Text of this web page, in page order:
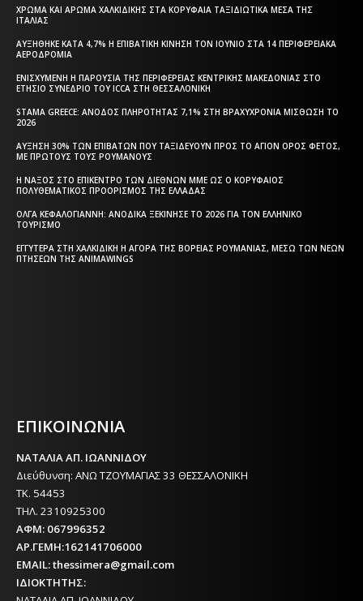
ΧΡΏΜΑ ΚΑΙ ΆΡΩΜΑ ΧΑΛΚΙΔΙΚΉΣ ΣΤΑ ΚΟΡΥΦΑΊΑ ΤΑΞΙΔΙΩΤΙΚΆ ΜΈΣΑ ΤΗΣ
ΙΤΑΛΊΑΣ
ΑΥΞΉΘΗΚΕ ΚΑΤΆ 4,7% Η ΕΠΙΒΑΤΙΚΉ ΚΊΝΗΣΗ ΤΟΝ ΙΟΎΝΙΟ ΣΤΑ 14 ΠΕΡΙΦΕΡΕΙΑΚΆ
ΑΕΡΟΔΡΌΜΙΑ
ΕΝΙΣΧΥΜΈΝΗ Η ΠΑΡΟΥΣΊΑ ΤΗΣ ΠΕΡΙΦΈΡΕΙΑΣ ΚΕΝΤΡΙΚΉΣ ΜΑΚΕΔΟΝΊΑΣ ΣΤΟ
ΕΤΉΣΙΟ ΣΥΝΈΔΡΙΟ ΤΟΥ ICCA ΣΤΗ ΘΕΣΣΑΛΟΝΊΚΗ
STAMA GREECE: ΆΝΟΔΟΣ ΠΛΗΡΌΤΗΤΑΣ 7,1% ΣΤΗ ΒΡΑΧΥΧΡΌΝΙΑ ΜΊΣΘΩΣΗ ΤΟ
2026
ΑΎΞΗΣΗ 30% ΤΩΝ ΕΠΙΒΑΤΏΝ ΠΟΥ ΤΑΞΙΔΕΎΟΥΝ ΠΡΟΣ ΤΟ ΆΓΙΟΝ ΌΡΟΣ ΦΈΤΟΣ,
ΜΕ ΠΡΏΤΟΥΣ ΤΟΥΣ ΡΟΥΜΆΝΟΥΣ
Η ΝΆΞΟΣ ΣΤΟ ΕΠΊΚΕΝΤΡΟ ΤΩΝ ΔΙΕΘΝΏΝ ΜΜΕ ΩΣ Ο ΚΟΡΥΦΑΊΟΣ
ΠΟΛΥΘΕΜΑΤΙΚΌΣ ΠΡΟΟΡΙΣΜΌΣ ΤΗΣ ΕΛΛΆΔΑΣ
ΌΛΓΑ ΚΕΦΑΛΟΓΙΆΝΝΗ: ΑΝΟΔΙΚΆ ΞΕΚΊΝΗΣΕ ΤΟ 2026 ΓΙΑ ΤΟΝ ΕΛΛΗΝΙΚΌ
ΤΟΥΡΙΣΜΌ
ΕΓΓΎΤΕΡΑ ΣΤΗ ΧΑΛΚΙΔΙΚΉ Η ΑΓΟΡΆ ΤΗΣ ΒΌΡΕΙΑΣ ΡΟΥΜΑΝΊΑΣ, ΜΈΣΩ ΤΩΝ ΝΈΩΝ
ΠΤΉΣΕΩΝ ΤΗΣ ANIMAWINGS
ΕΠΙΚΟΙΝΩΝΙΑ
ΝΑΤΑΛΙΑ ΑΠ. ΙΩΑΝΝΙΔΟΥ
Διεύθυνση: ΑΝΩ ΤΖΟΥΜΑΓΙΑΣ 33 ΘΕΣΣΑΛΟΝΙΚΗ
ΤΚ. 54453
ΤΗΛ. 2310925300
ΑΦΜ: 067996352
ΑΡ.ΓΕΜΗ:162141706000
EMAIL: thessimera@gmail.com
ΙΔΙΟΚΤΗΤΗΣ: